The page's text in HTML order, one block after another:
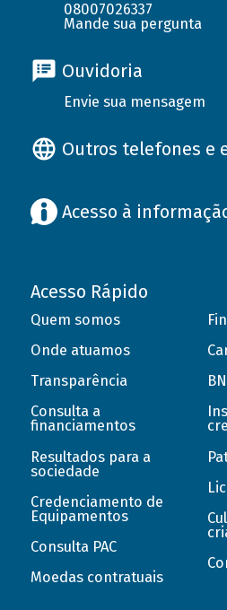
08007026337
Mande sua pergunta
Ouvidoria
Envie sua mensagem
Outros telefones e
Acesso à
Acesso Rápido
Quem somos
Onde atuamos
Transparência
Consulta a
financiamentos
Resultados para a
sociedade
Credenciamento de
Equipamentos
Consulta PAC
Moedas contratuais